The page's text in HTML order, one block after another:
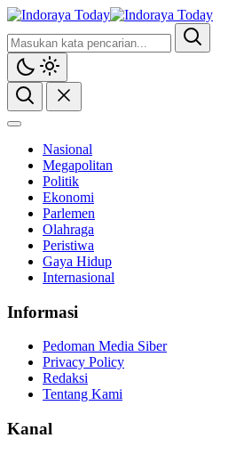
Indoraya Today
Mengabarkan, Mencerahkan
Nasional
Megapolitan
Politik
Ekonomi
Parlemen
Olahraga
Peristiwa
Gaya Hidup
Internasional
Informasi
Pedoman Media Siber
Privacy Policy
Redaksi
Tentang Kami
Kanal